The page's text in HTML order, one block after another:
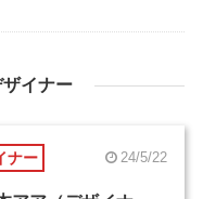
イナー
ナー 24/5/22